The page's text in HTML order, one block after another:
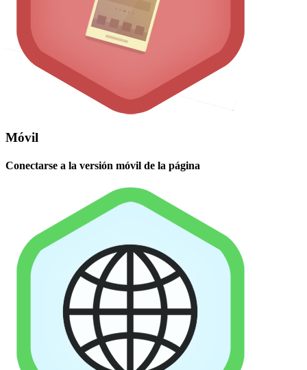
Móvil
Conectarse a la versión móvil de la página